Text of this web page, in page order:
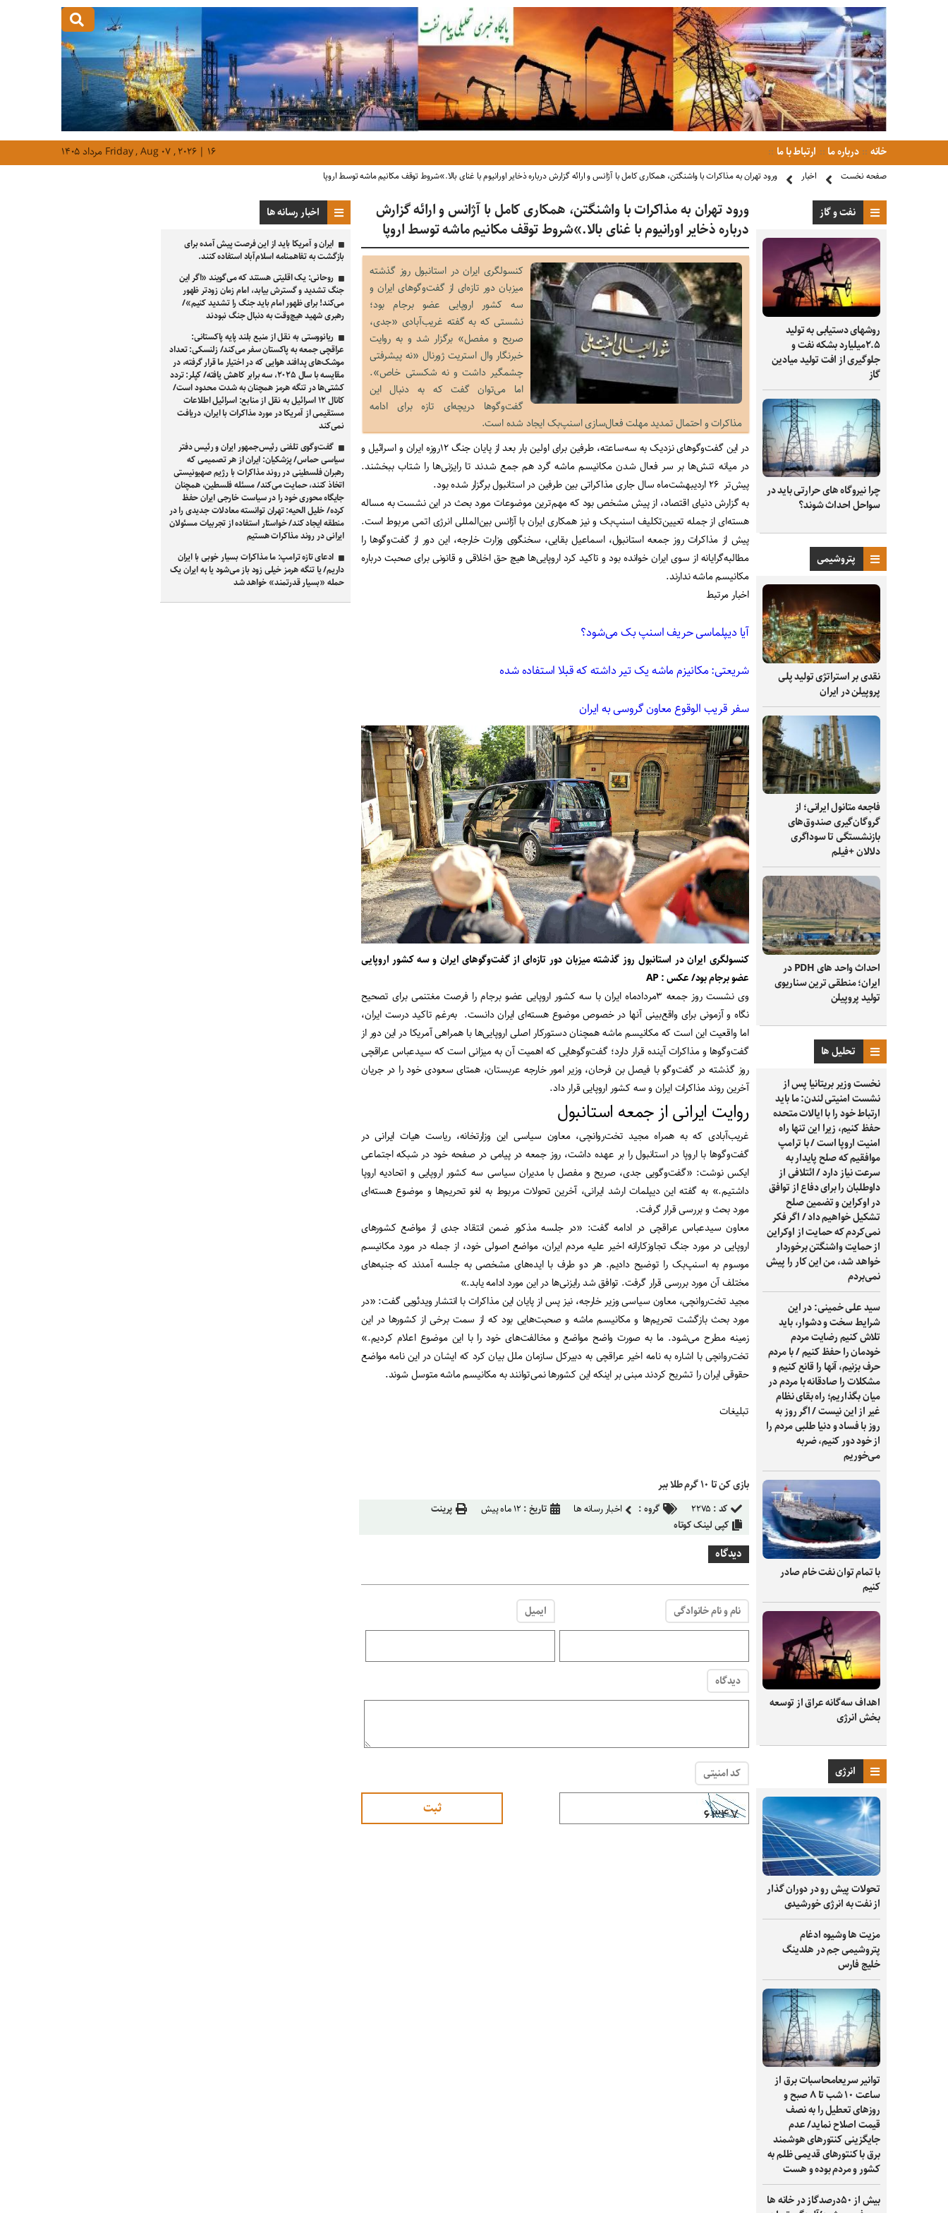
خانه درباره ما ارتباط با ما Friday , Aug ۰۷ , ۲۰۲۶ | ۱۶ مرداد ۱۴۰۵
صفحه نخست اخبار ورود تهران به مذاکرات با واشنگتن، همکاری کامل با آژانس و ارائه گزارش درباره ذخایر اورانیوم با غنای بالا.»شروط توقف مکانیم ماشه توسط اروپا
نفت و گاز
روشهای دستیابی به تولید
۲.۵میلیارد بشکه نفت و
جلوگیری از افت تولید میادین
گاز
چرا نیروگاه‌ های حرارتی باید در
سواحل احداث شوند؟
پتروشیمی
نقدی بر استراتژی تولید پلی
پروپیلن در ایران
فاجعه متانول ایرانی؛ از
گروگان‌گیری صندوق‌های
بازنشستگی تا سوداگری
دلالان +فیلم
احداث واحد های PDH در
ایران؛ منطقی ترین سناریوی
تولید پروپیلن
تحلیل ها
نخست وزیر بریتانیا پس از
نشست امنیتی لندن: ما باید
ارتباط خود را با ایالات متحده
حفظ کنیم، زیرا این تنها راه
امنیت اروپا است / با ترامپ
موافقیم که صلح پایدار به
سرعت نیاز دارد / ائتلافی از
داوطلبان را برای دفاع از توافق
در اوکراین و تضمین صلح
تشکیل خواهیم داد / اگر فکر
نمی‌کردم که حمایت از اوکراین
از حمایت واشنگتن برخوردار
خواهد شد، من این کار را پیش
نمی‌بردم
سید علی خمینی: در این
شرایط سخت و دشوار، باید
تلاش کنیم رضایت مردم
خودمان را حفظ کنیم / با مردم
حرف بزنیم، آنها را قانع کنیم و
مشکلات را صادقانه با مردم در
میان بگذاریم؛ راه بقای نظام
غیر از این نیست / اگر روز به
روز با فساد و دنیا طلبی مردم را
از خود دور کنیم، ضربه
می‌خوریم
با تمام توان نفت خام صادر
کنیم
اهداف سه‌گانه عراق از توسعه
بخش انرژی
انرژی
تحولات پیش رو در دوران گذار
از نفت به انرژی خورشیدی
مزیت ها وشیوه ادغام
پتروشیمی جم در هلدینگ
خلیج فارس
توانیر سریعامحاسبات برق از
ساعت ۱۰ شب تا ۸ صبح و
روزهای تعطیل را به نصف
قیمت اصلاح نماید/ عدم
جایگزینی کنتورهای هوشمند
برق با کنتورهای قدیمی ظلم به
کشور و مردم بوده و هست
بیش از ۵۰درصدگاز در خانه ها
ورود تهران به مذاکرات با واشنگتن، همکاری کامل با آژانس و ارائه گزارش
درباره ذخایر اورانیوم با غنای بالا.»شروط توقف مکانیم ماشه توسط اروپا
کنسولگری ایران در استانبول روز گذشته
میزبان دور تازه‌‌‌ای از گفت‌‌‌وگوهای ایران و
سه کشور اروپایی عضو برجام بود؛
نشستی که به گفته غریب‌‌‌آبادی «جدی،
صریح و مفصل» برگزار شد و به روایت
خبرنگار وال ‌‌‌استریت ژورنال «نه پیشرفتی
چشمگیر داشت و نه شکستی خاص».
اما می‌توان گفت که به دنبال این
گفت‌‌‌وگوها دریچه‌‌‌ای تازه برای ادامه
مذاکرات و احتمال تمدید مهلت فعال‌سازی اسنپ‌بک ایجاد شده است.
در این گفت‌‌‌وگوهای نزدیک به سه‌ساعته، طرفین برای اولین بار بعد از پایان جنگ ۱۲روزه ایران و اسرائیل و
در میانه تنش‌‌‌ها بر سر فعال شدن مکانیسم ماشه گرد هم جمع شدند تا رایزنی‌‌‌ها را شتاب ببخشند.
پیش‌تر ۲۶ اردیبهشت‌‌‌ماه سال‌ جاری مذاکراتی بین طرفین در استانبول برگزار شده بود.
به گزارش دنیای اقتصاد، از پیش مشخص بود که مهم‌‌ترین موضوعات مورد بحث در این نشست به مساله
هسته‌‌‌ای از جمله تعیین‌تکلیف اسنپ‌بک و نیز همکاری ایران با آژانس بین‌المللی انرژی اتمی مربوط است.
پیش از مذاکرات روز جمعه استانبول، اسماعیل بقایی، سخنگوی وزارت خارجه، این دور از گفت‌وگوها را
مطالبه‌گرایانه از سوی ایران خوانده بود و تاکید کرد اروپایی‌ها هیچ حق اخلاقی و قانونی برای صحبت درباره
مکانیسم ماشه ندارند.
اخبار مرتبط
آیا دیپلماسی حریف اسنپ بک می‌شود؟
شریعتی: مکانیزم ماشه یک تیر داشته که قبلا استفاده شده
سفر قریب الوقوع معاون گروسی به ایران
کنسولگری ایران در استانبول روز گذشته میزبان دور تازه‌‌‌ای از گفت‌‌‌وگوهای ایران و سه کشور اروپایی
عضو برجام بود/ عکس : AP
وی نشست روز جمعه ۳مرداد‌ماه ایران با سه کشور اروپایی عضو برجام را فرصت مغتنمی برای تصحیح
نگاه و آزمونی برای واقع‌‌‌بینی آنها در خصوص موضوع هسته‌‌‌ای ایران دانست. به‌رغم تاکید درست ایران،
اما واقعیت این است که مکانیسم ماشه همچنان دستورکار اصلی اروپایی‌ها با همراهی آمریکا در این دور از
گفت‌وگوها و مذاکرات آینده قرار دارد؛ گفت‌وگوهایی که اهمیت آن به میزانی است که سیدعباس عراقچی
روز گذشته در گفت‌وگو با فیصل بن فرحان، وزیر امور خارجه عربستان، همتای سعودی خود را در جریان
آخرین روند مذاکرات ایران و سه کشور اروپایی قرار داد.
روایت ایرانی از جمعه استانبول
غریب‌‌‌آبادی که به همراه مجید تخت‌‌‌روانچی، معاون سیاسی این وزارتخانه، ریاست هیات ایرانی در
گفت‌‌‌وگوها با اروپا در استانبول را بر عهده داشت، روز جمعه در پیامی در صفحه خود در شبکه اجتماعی
ایکس نوشت: «گفت‌‌‌وگویی جدی، صریح و مفصل با مدیران سیاسی سه کشور اروپایی و اتحادیه اروپا
داشتیم.» به گفته این دیپلمات ارشد ایرانی، آخرین تحولات مربوط به لغو تحریم‌‌‌ها و موضوع هسته‌‌‌ای
مورد بحث و بررسی قرار گرفت.
معاون سید‌عباس عراقچی در ادامه گفت: «در جلسه مذکور ضمن انتقاد جدی از مواضع کشورهای
اروپایی در مورد جنگ تجاوزکارانه اخیر علیه مردم ایران، مواضع اصولی خود، از جمله در مورد مکانیسم
موسوم به اسنپ‌بک را توضیح دادیم. هر دو طرف با ایده‌‌‌های مشخصی به جلسه آمدند که جنبه‌‌‌های
مختلف آن مورد بررسی قرار گرفت. توافق شد رایزنی‌‌‌ها در این مورد ادامه یابد.»
مجید تخت‌‌‌روانچی، معاون سیاسی وزیر خارجه، نیز پس از پایان این مذاکرات با انتشار ویدئویی گفت: «در
مورد بحث بازگشت تحریم‌‌‌ها و مکانیسم ماشه و صحبت‌‌‌هایی بود که از سمت برخی از کشورها در این
زمینه مطرح می‌شود. ما به صورت واضح مواضع و مخالفت‌‌‌های خود را با این موضوع اعلام کردیم.»
تخت‌‌‌روانچی با اشاره به نامه اخیر عراقچی به دبیرکل سازمان ملل بیان کرد که ایشان در این نامه مواضع
حقوقی ایران را تشریح کردند مبنی بر اینکه این کشورها نمی‌توانند به مکانیسم ماشه متوسل شوند.
تبلیغات
بازی کن تا ۱۰ گرم طلا ببر
کد : ۲۲۷۵ گروه : اخبار رسانه ها تاریخ : ۱۲ ماه پیش
پرینت
کپی لینک کوتاه
دیدگاه
نام و نام خانوادگی ایمیل
دیدگاه
کد امنیتی
اخبار رسانه ها
ایران و آمریکا باید از این فرصت پیش آمده برای
بازگشت به تفاهمنامه اسلام‌آباد استفاده کنند.
روحانی: یک اقلیتی هستند که می‌گویند «اگر این
جنگ تشدید و گسترش بیابد، امام زمان زودتر ظهور
می‌کند! برای ظهور امام باید جنگ را تشدید کنیم»/
رهبری شهید هیچ‌وقت به دنبال جنگ نبودند
ریانووستی به نقل از منبع بلند پایه پاکستانی:
عراقچی جمعه به پاکستان سفر می‌کند/ زلنسکی: تعداد
موشک‌های پدافند هوایی که در اختیار ما قرار گرفته، در
مقایسه با سال ۲۰۲۵، سه برابر کاهش یافته/ کپلر: تردد
کشتی‌ها در تنگه هرمز همچنان به‌ شدت محدود است/
کانال ۱۲ اسرائیل به نقل از منابع: اسرائیل اطلاعات
مستقیمی از آمریکا در مورد مذاکرات با ایران، دریافت
نمی‌کند
گفت‌وگوی تلفنی رئیس‌جمهور ایران و رئیس دفتر
سیاسی حماس/ پزشکیان: ایران از هر تصمیمی که
رهبران فلسطینی در روند مذاکرات با رژیم صهیونیستی
اتخاذ کنند، حمایت می‌کند/ مسئله فلسطین، همچنان
جایگاه محوری خود را در سیاست خارجی ایران حفظ
کرده/ خلیل الحیه: تهران توانسته معادلات جدیدی را در
منطقه ایجاد کند/ خواستار استفاده از تجربیات مسئولان
ایرانی در روند مذاکرات هستیم
ادعای تازه ترامپ: ما مذاکرات بسیار خوبی با ایران
داریم/ یا تنگه هرمز خیلی زود باز می‌شود یا به ایران یک
حمله «بسیار قدرتمند» خواهد شد